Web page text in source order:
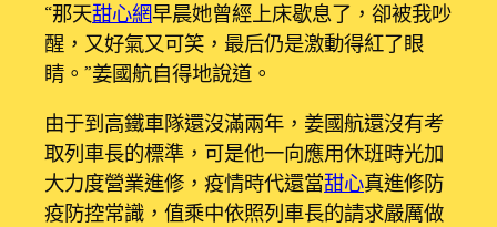
“那天甜心網早晨她曾經上床歇息了，卻被我吵
醒，又好氣又可笑，最后仍是激動得紅了眼
睛。”姜國航自得地說道。
由于到高鐵車隊還沒滿兩年，姜國航還沒有考
取列車長的標準，可是他一向應用休班時光加
大力度營業進修，疫情時代還當甜心真進修防
疫防控常識，值乘中依照列車長的請求嚴厲做